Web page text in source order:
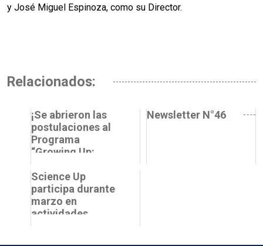
y José Miguel Espinoza, como su Director.
Relacionados:
¡Se abrieron las
postulaciones al
Programa
“Growing Up:
de Science Up!
Newsletter N°46
Science Up
participa durante
marzo en
actividades